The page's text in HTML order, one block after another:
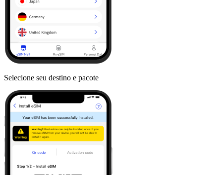
Selecione seu destino e pacote